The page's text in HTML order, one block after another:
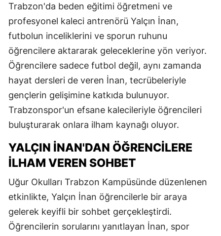
Trabzon'da beden eğitimi öğretmeni ve
profesyonel kaleci antrenörü Yalçın İnan,
futbolun inceliklerini ve sporun ruhunu
öğrencilere aktararak geleceklerine yön veriyor.
Öğrencilere sadece futbol değil, aynı zamanda
hayat dersleri de veren İnan, tecrübeleriyle
gençlerin gelişimine katkıda bulunuyor.
Trabzonspor'un efsane kalecileriyle öğrencileri
buluşturarak onlara ilham kaynağı oluyor.
YALÇIN İNAN'DAN ÖĞRENCILERE
İLHAM VEREN SOHBET
Uğur Okulları Trabzon Kampüsünde düzenlenen
etkinlikte, Yalçın İnan öğrencilerle bir araya
gelerek keyifli bir sohbet gerçekleştirdi.
Öğrencilerin sorularını yanıtlayan İnan, spor